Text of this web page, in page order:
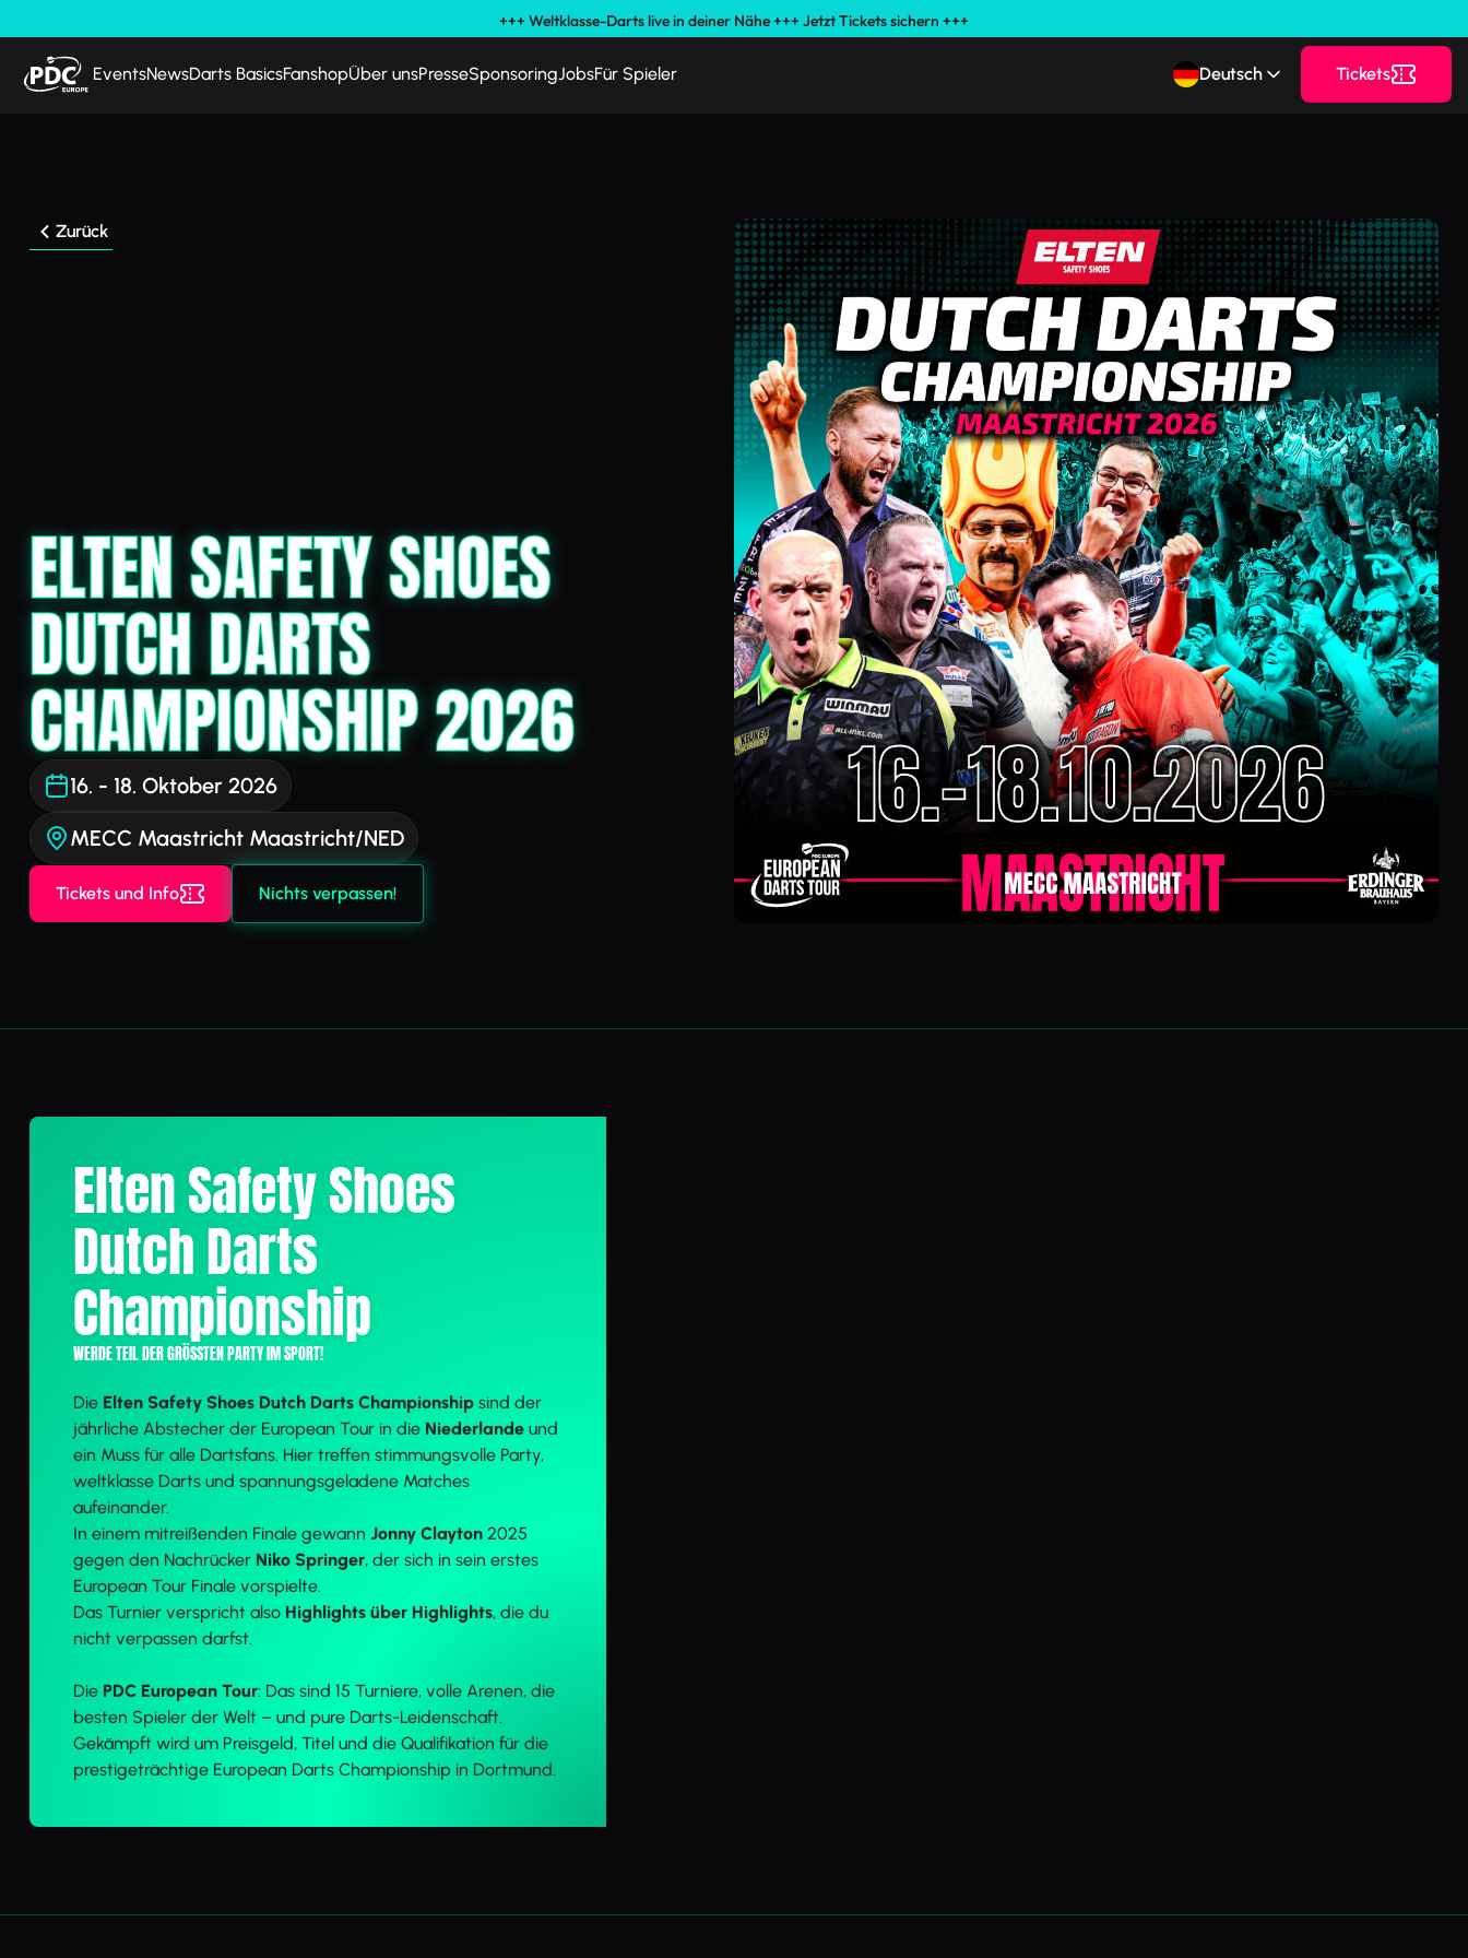
+++ Weltklasse-Darts live in deiner Nähe +++ Jetzt Tickets sichern +++
EventsNewsDarts BasicsFanshopÜber unsPresseSponsoringJobsFür Spieler Deutsch Tickets
Zurück
ELTEN SAFETY SHOES
DUTCH DARTS
CHAMPIONSHIP 2026
16. - 18. Oktober 2026
MECC Maastricht Maastricht/NED
Tickets und Info Nichts verpassen!
WERDE TEIL DER GRÖSSTEN PARTY IM SPORT!
Elten Safety Shoes
Dutch Darts
Championship
Die Elten Safety Shoes Dutch Darts Championship sind der
jährliche Abstecher der European Tour in die Niederlande und
ein Muss für alle Dartsfans. Hier treffen stimmungsvolle Party,
weltklasse Darts und spannungsgeladene Matches
aufeinander.
In einem mitreißenden Finale gewann Jonny Clayton 2025
gegen den Nachrücker Niko Springer, der sich in sein erstes
European Tour Finale vorspielte.
Das Turnier verspricht also Highlights über Highlights, die du
nicht verpassen darfst.
Die PDC European Tour: Das sind 15 Turniere, volle Arenen, die
besten Spieler der Welt – und pure Darts-Leidenschaft.
Gekämpft wird um Preisgeld, Titel und die Qualifikation für die
prestigeträchtige European Darts Championship in Dortmund.